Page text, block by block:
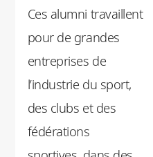
Ces alumni travaillent
pour de grandes
entreprises de
l’industrie du sport,
des clubs et des
fédérations